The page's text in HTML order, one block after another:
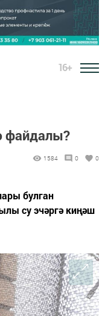
16+
файдалы?
1584 0 0
булган
су эчәргә киңәш